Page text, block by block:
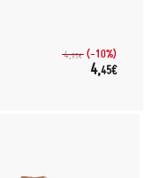
4,95€ (-10%)
4,45€